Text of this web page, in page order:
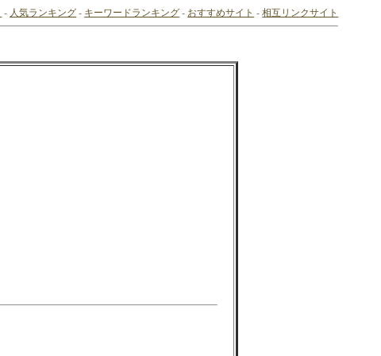
- 人気ランキング - キーワードランキング - おすすめサイト -相互リンクサイト